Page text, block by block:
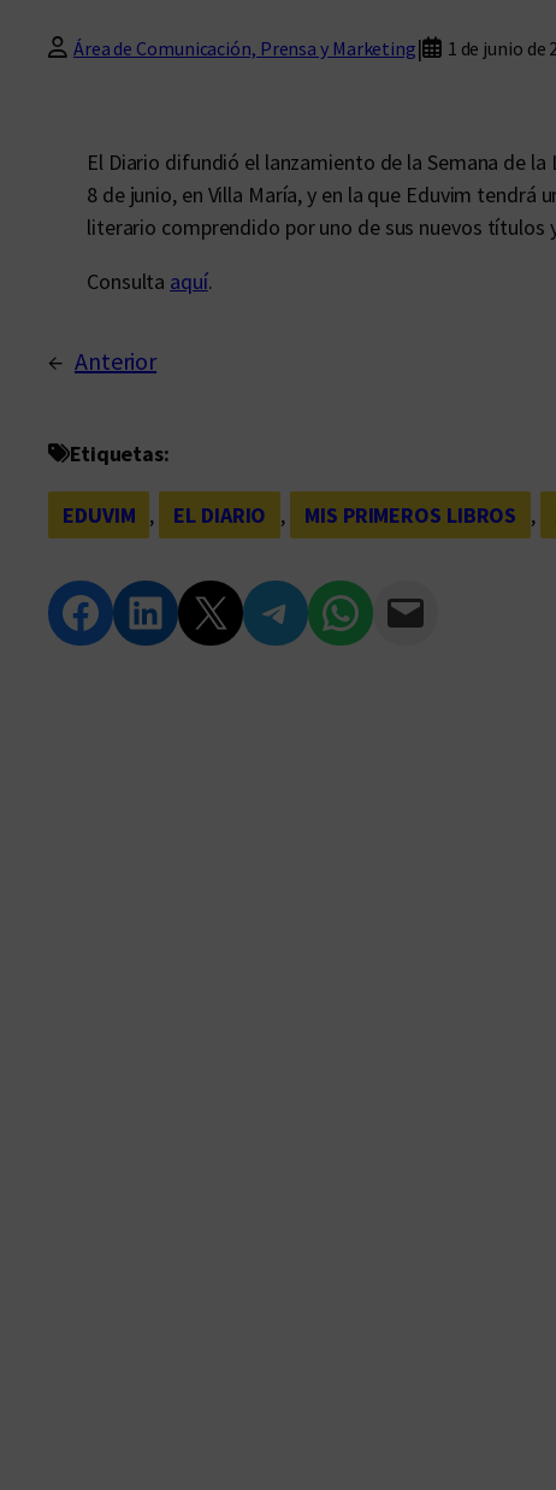
Área de Comunicación, Prensa y Marketing| 1 de junio de
El Diario difundió el lanzamiento de la Semana de
8 de junio, en Villa María, y en la que Eduvim
literario comprendido por uno de sus nuevos títulos
Consulta aquí.
← Anterior
Etiquetas:
EDUVIM , EL DIARIO , MIS PRIMEROS LIBROS ,
Compartir en Facebook Compartir en LinkedIn Compartir en Twitter Compartir en Telegram Compartir en WhatsApp Compartir vía Email